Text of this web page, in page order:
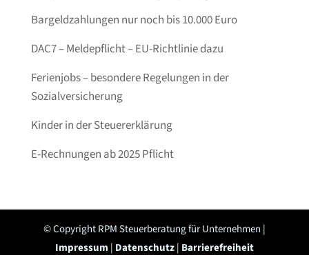
Bargeldzahlungen nur noch bis 10.000 Euro
DAC7 – Meldepflicht – EU-Richtlinie dazu
Ferienjobs – besondere Regelungen in der
Sozialversicherung
Kinder in der Steuererklärung
E-Rechnungen ab 2025 Pflicht
© Copyright RPM Steuerberatung für Unternehmen |
Impressum | Datenschutz| Barrierefreiheit